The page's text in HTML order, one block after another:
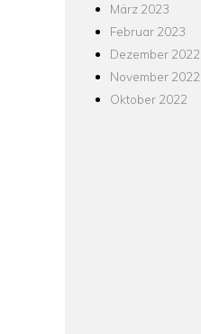
März 2023
Februar 2023
Dezember 2022
November 2022
Oktober 2022